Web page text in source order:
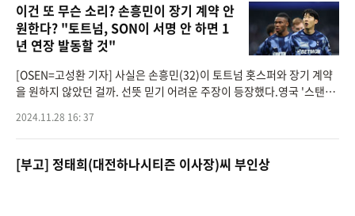
이건 또 무슨 소리? 손흥민이 장기 계약 안
원한다? "토트넘, SON이 서명 안 하면 1
년 연장 발동할 것"
[OSEN=고성환 기자] 사실은 손흥민(32)이 토트넘 홋스퍼와 장기 계약
을 원하지 않았던 걸까. 선뜻 믿기 어려운 주장이 등장했다.영국 '스탠다
수 벤 데이비
2024.11.28 16: 37
[부고] 정태희(대전하나시티즌 이사장)씨 부인상